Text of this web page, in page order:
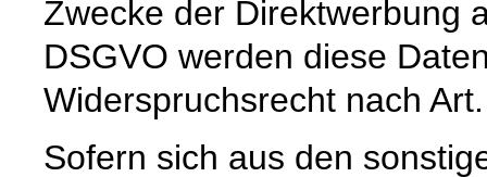
Zwecke der Direktwerbung
DSGVO werden diese
Widerspruchsrecht nach
Sofern sich aus den